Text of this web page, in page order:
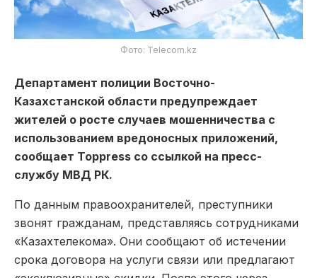
Фото: Telecom.kz
Департамент полиции Восточно-
Казахстанской области предупреждает
жителей о росте случаев мошенничества с
использованием вредоносных приложений,
сообщает Toppress со ссылкой на пресс-
службу МВД РК.
По данным правоохранителей, преступники
звонят гражданам, представляясь сотрудниками
«Казахтелекома». Они сообщают об истечении
срока договора на услуги связи или предлагают